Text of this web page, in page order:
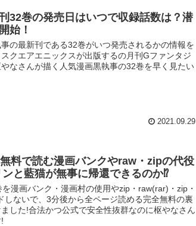
32巻の発売日はいつで収録話数は？潜
始！
の最新刊である32巻がいつ発売されるかの情報を
クエアエニックスが出版するの月刊Gファンタジ
なさんが描く人気漫画黒執事の32巻を早く見たい
2021.09.29
料で読む漫画バンクやraw・zipの代役
と藍猫が無事に帰還できるのか⁉
漫画バンク・漫画村の使用やzip・raw(rar)・zip・
しないで、3分後から全ページ読める完全無料の裏
した!合法かつ公式で安全性抜群なのに枢やなさん